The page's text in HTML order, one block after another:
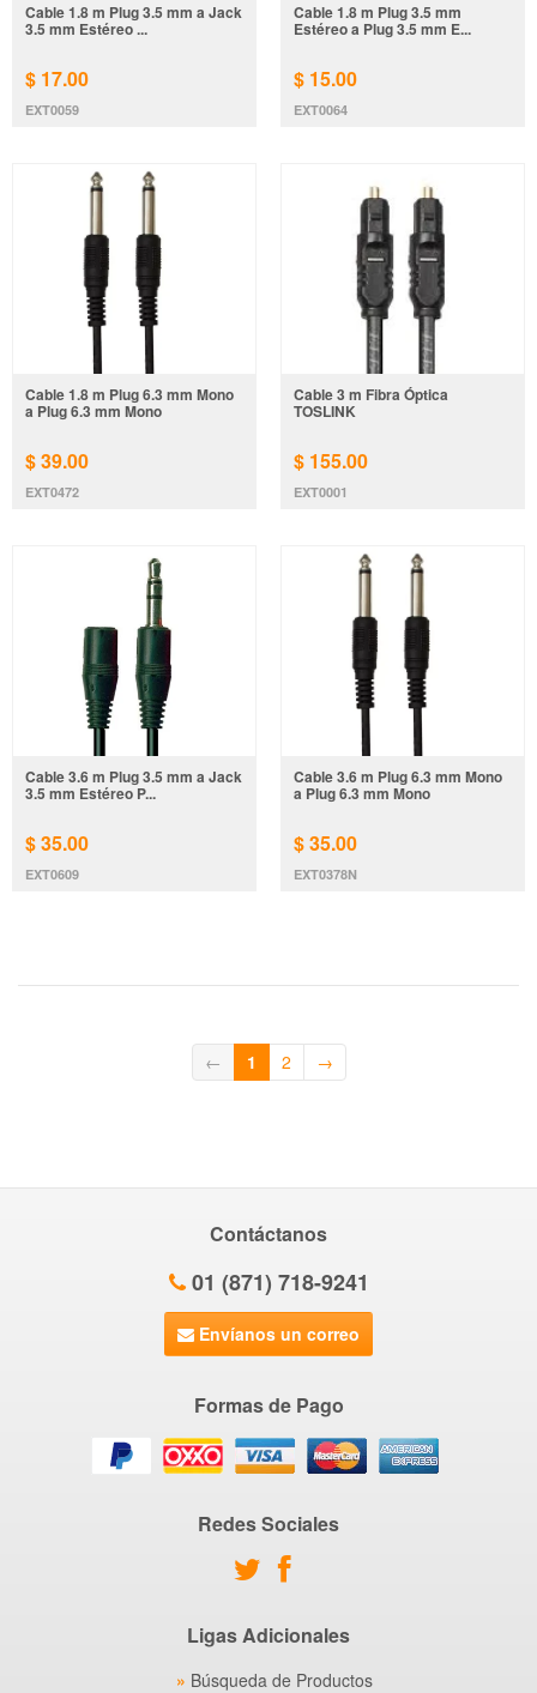
Cable 1.8 m Plug 3.5 mm a Jack
3.5 mm Estéreo ...
$ 17.00
EXT0059
Cable 1.8 m Plug 3.5 mm
Estéreo a Plug 3.5 mm E...
$ 15.00
EXT0064
Cable 1.8 m Plug 6.3 mm Mono
a Plug 6.3 mm Mono
$ 39.00
EXT0472
Cable 3 m Fibra Óptica
TOSLINK
$ 155.00
EXT0001
Cable 3.6 m Plug 3.5 mm a Jack
3.5 mm Estéreo P...
$ 35.00
EXT0609
Cable 3.6 m Plug 6.3 mm Mono
a Plug 6.3 mm Mono
$ 35.00
EXT0378N
← 1 2 →
Contáctanos
01 (871) 718-9241
Envíanos un correo
Formas de Pago
Redes Sociales
Ligas Adicionales
Búsqueda de Productos